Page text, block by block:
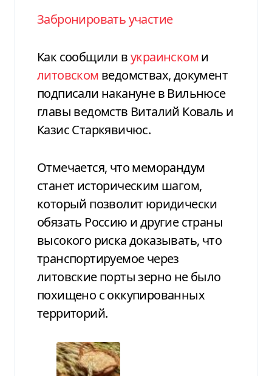
Забронировать участие
Как сообщили вукраинскоми
литовском ведомствах, документ
подписали накануне в Вильнюсе
главы ведомств Виталий Коваль и
Казис Старкявичюс.
Отмечается, что меморандум
станет историческим шагом,
который позволит юридически
обязать Россию и другие страны
высокого риска доказывать, что
транспортируемое через
литовские порты зерно не было
похищено с оккупированных
территорий.